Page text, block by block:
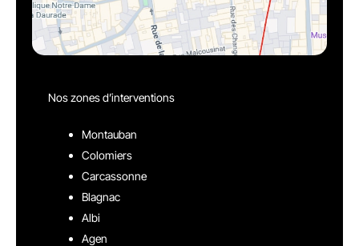
Nos zones d’interventions
Montauban
Colomiers
Carcassonne
Blagnac
Albi
Agen